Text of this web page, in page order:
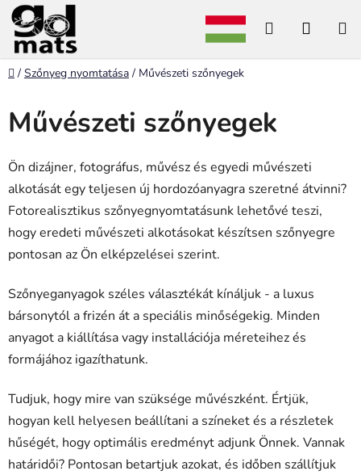
Ugrás
tartalomhoz
Keresés
Kezdőlap
/ Szőnyeg nyomtatása / Művészeti szőnyegek
Művészeti szőnyegek
Ön dizájner, fotográfus, művész és egyedi művészeti
alkotását egy teljesen új hordozóanyagra szeretné átvinni?
Fotorealisztikus szőnyegnyomtatásunk lehetővé teszi,
hogy eredeti művészeti alkotásokat készítsen szőnyegre
pontosan az Ön elképzelései szerint.
Szőnyeganyagok széles választékát kínáljuk - a luxus
bársonytól a frizén át a speciális minőségekig. Minden
anyagot a kiállítása vagy installációja méreteihez és
formájához igazíthatunk.
Tudjuk, hogy mire van szüksége művészként. Értjük,
hogyan kell helyesen beállítani a színeket és a részletek
hűségét, hogy optimális eredményt adjunk Önnek. Vannak
határidői? Pontosan betartjuk azokat, és időben szállítjuk